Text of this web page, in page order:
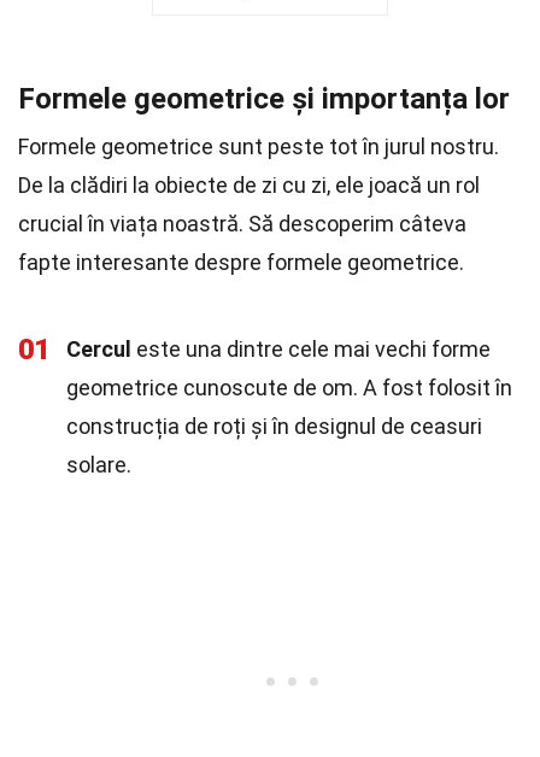
Formele geometrice și importanța lor
Formele geometrice sunt peste tot în jurul nostru.
De la clădiri la obiecte de zi cu zi, ele joacă un rol
crucial în viața noastră. Să descoperim câteva
fapte interesante despre formele geometrice.
01 Cercul este una dintre cele mai vechi forme
geometrice cunoscute de om. A fost folosit în
construcția de roți și în designul de ceasuri
solare.